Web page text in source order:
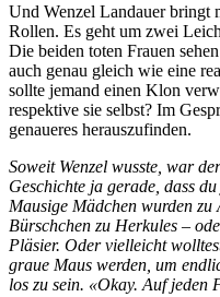
Und Wenzel Landauer bringt
Rollen. Es geht um zwei
Die beiden toten Frauen
auch genau gleich wie eine
sollte jemand einen Klon
respektive sie selbst? Im
genaueres herauszufinden.
Soweit Wenzel wusste, war
Geschichte ja gerade, dass
Mausige Mädchen wurden
Bürschchen zu Herkules –
Pläsier. Oder vielleicht
graue Maus werden, um
los zu sein. «Okay. Auf jeden